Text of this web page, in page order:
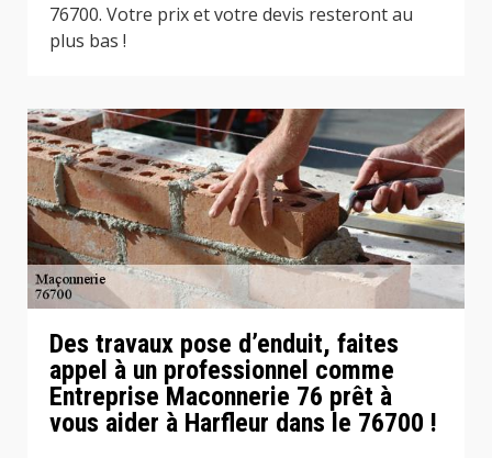
76700. Votre prix et votre devis resteront au
plus bas !
Des travaux pose d’enduit, faites
appel à un professionnel comme
Entreprise Maconnerie 76 prêt à
vous aider à Harfleur dans le 76700 !